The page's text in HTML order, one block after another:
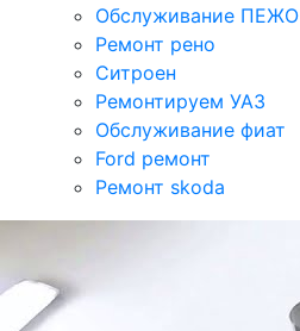
Обслуживание ПЕЖО
Ремонт рено
Ситроен
Ремонтируем УАЗ
Обслуживание фиат
Ford ремонт
Ремонт skoda